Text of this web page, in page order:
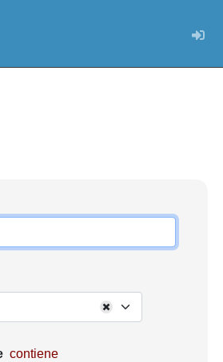
di ricerca
contiene